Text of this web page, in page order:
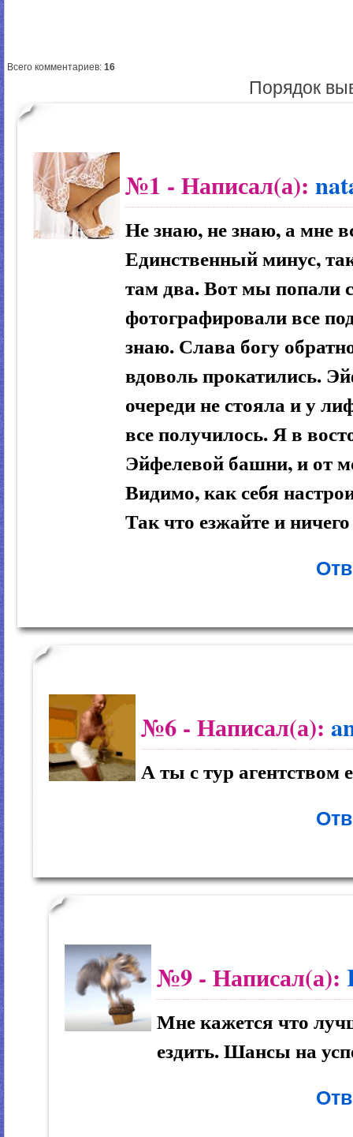
Всего комментариев: 16
Порядок
№1 - Написал(а):
Не знаю, не знаю, а мне
Единственный минус,
там два. Вот мы попали
фотографировали все
знаю. Слава богу
вдоволь прокатились.
очереди не стояла и у
все получилось. Я в
Эйфелевой башни, и от
Видимо, как себя
Так что езжайте и
№6 - Написал(а):
А ты с тур агентством
№9 - Написал(а):
Мне кажется что
ездить. Шансы на